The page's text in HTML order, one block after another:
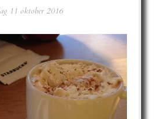
11 oktober 2016